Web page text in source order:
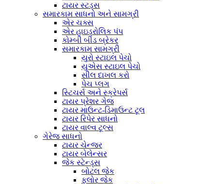
ટાયર સ્ટડ્સ
સમારકામ સાધનો અને સામગ્રી
એર ચક્સ
એર હાઇડ્રોલિક પંપ
કોમ્બી બીડ બ્રેકર
સમારકામ સામગ્રી
યુરો સ્ટાઇલ પેચો
યુએસ સ્ટાઇલ પેચો
સીલ દાખલ કરો
પેચ પ્લગ
સ્ટિચર્સ અને સ્ક્રેપર્સ
ટાયર પ્રેશર ગેજ
ટાયર માઉન્ટ-ડિમાઉન્ટ ટૂલ
ટાયર રિપેર સાધનો
ટાયર વાલ્વ ટૂલ્સ
ગેરેજ સાધનો
ટાયર ચેન્જર
ટાયર બેલેન્સર
જેક સ્ટેન્ડ્સ
બોટલ જેક
ફ્લોર જેક